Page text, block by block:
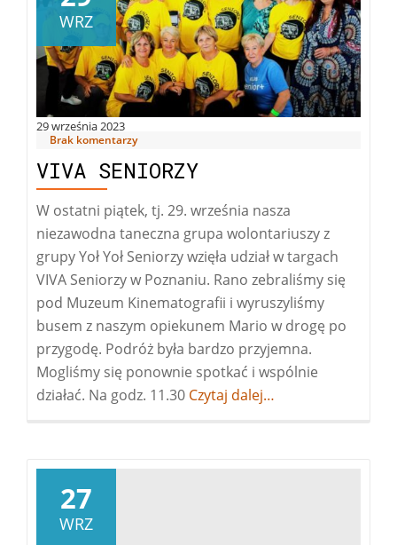
projektu]
29 września 2023
WRZ
Brak komentarzy
VIVA SENIORZY
W ostatni piątek, tj. 29. września nasza
niezawodna taneczna grupa wolontariuszy z
grupy Yoł Yoł Seniorzy wzięła udział w targach
VIVA Seniorzy w Poznaniu. Rano zebraliśmy się
pod Muzeum Kinematografii i wyruszyliśmy
busem z naszym opiekunem Mario w drogę po
przygodę. Podróż była bardzo przyjemna.
Mogliśmy się ponownie spotkać i wspólnie
działać. Na godz. 11.30 Więcej
Czytaj dalej…
27
WRZ